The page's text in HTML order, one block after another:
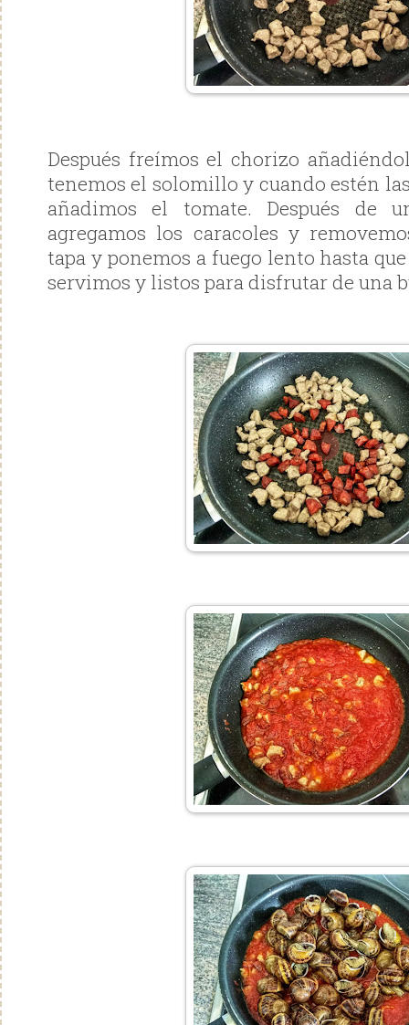
Después freímos el chorizo
tenemos el solomillo y cuando estén
añadimos el tomate. Después de
agregamos los caracoles y
tapa y ponemos a fuego lento hasta
servimos y listos para disfrutar de una